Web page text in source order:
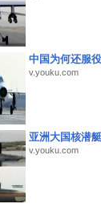
中国为何还服
v.youku.com
亚洲大国核潜
v.youku.com